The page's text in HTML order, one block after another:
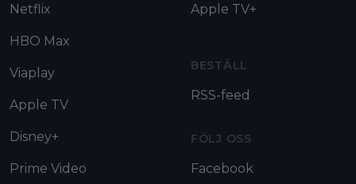
Netflix
HBO Max
Viaplay
Apple TV
Disney+
Prime Video
Apple TV+
BESTÄLL
RSS-feed
FÖLJ OSS
Facebook